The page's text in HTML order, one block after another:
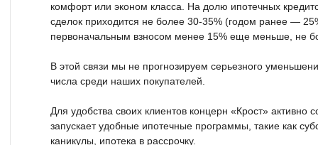
комфорт или эконом класса. На долю ипотечных
сделок приходится не более 30-35% (годом ранее —
первоначальным взносом менее 15% еще меньше, не
В этой связи мы не прогнозируем серьезного
числа среди наших покупателей.
Для удобства своих клиентов концерн «Крост» активно
запускает удобные ипотечные программы, такие как
каникулы, ипотека в рассрочку.